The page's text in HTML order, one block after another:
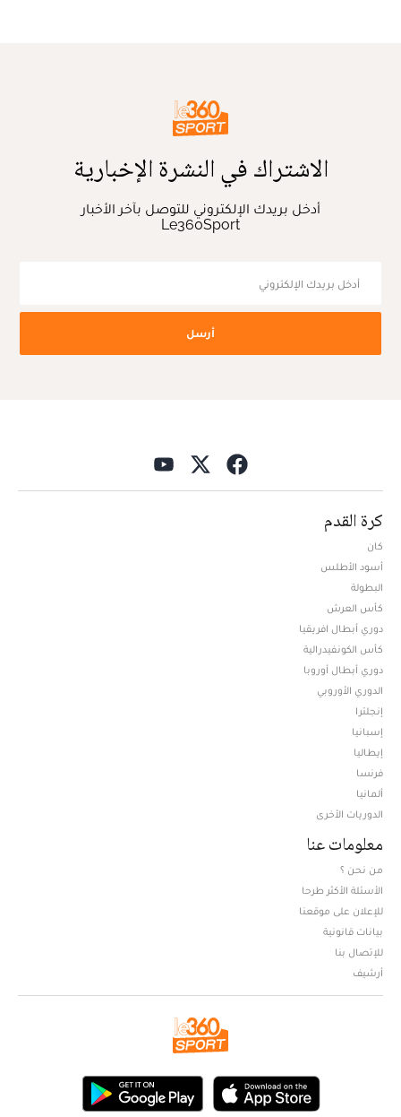
الاشتراك في النشرة الإخبارية
أدخل بريدك الإلكتروني للتوصل بآخر الأخبار
Le360Sport
أرسل
كرة القدم
كان
أسود الأطلس
البطولة
كأس العرش
دوري أبطال افريقيا
كأس الكونفيدرالية
دوري أبطال أوروبا
الدوري الأوروبي
إنجلترا
إسبانيا
إيطاليا
فرنسا
ألمانيا
الدوريات الأخرى
معلومات عنا
من نحن ؟
الأسئلة الأكثر طرحا
للإعلان على موقعنا
بيانات قانونية
للإتصال بنا
أرشيف